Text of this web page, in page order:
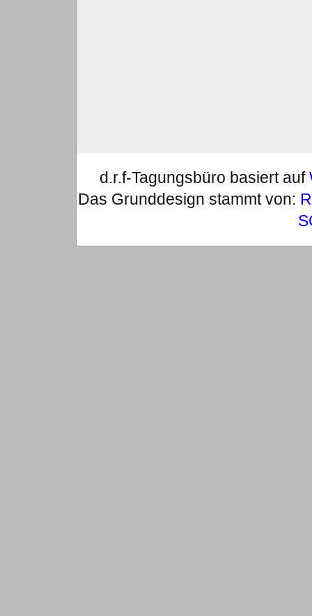
d.r.f-Tagungsbüro basiert auf
Das Grunddesign stammt von: